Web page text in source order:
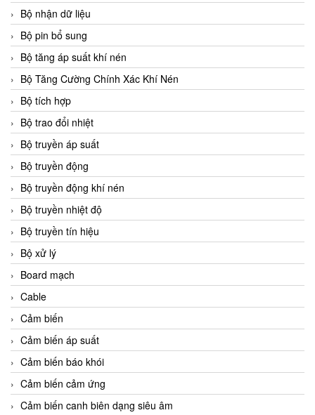
Bộ nhận dữ liệu
Bộ pin bổ sung
Bộ tăng áp suất khí nén
Bộ Tăng Cường Chính Xác Khí Nén
Bộ tích hợp
Bộ trao đổi nhiệt
Bộ truyền áp suất
Bộ truyền động
Bộ truyền động khí nén
Bộ truyền nhiệt độ
Bộ truyền tín hiệu
Bộ xử lý
Board mạch
Cable
Cảm biến
Cảm biến áp suất
Cảm biến báo khói
Cảm biến cảm ứng
Cảm biến canh biên dạng siêu âm